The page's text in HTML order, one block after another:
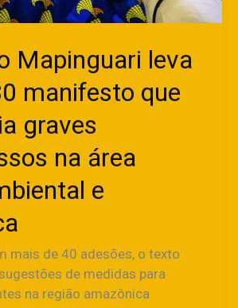
Mapinguari leva
manifesto que
graves
na área
e
mais de 40 adesões, o texto
de medidas para
na região amazônica